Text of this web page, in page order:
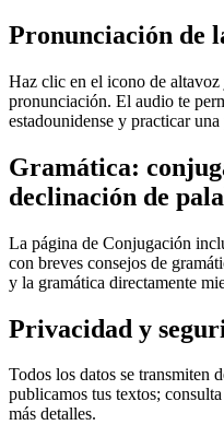
Pronunciación de
Haz clic en el icono de
pronunciación. El audio te
estadounidense y practicar
Gramática:
declinación de
La página de Conjugación
con breves consejos de
y la gramática directamente
Privacidad y
Todos los datos se transmiten
publicamos tus textos;
más detalles.